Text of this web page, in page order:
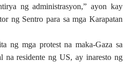
ng administrasyon,” ayon kay
ng Sentro para sa mga Karapatan
ng mga protest na maka-Gaza sa
na residente ng US, ay inaresto ng